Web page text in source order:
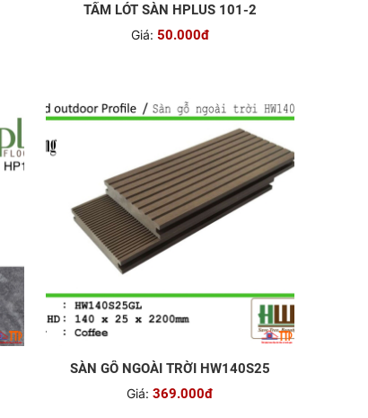
TẤM LÓT SÀN HPLUS 101-2
Giá: 50.000đ
SÀN GỖ NGOÀI TRỜI HW140S25
Giá: 369.000đ